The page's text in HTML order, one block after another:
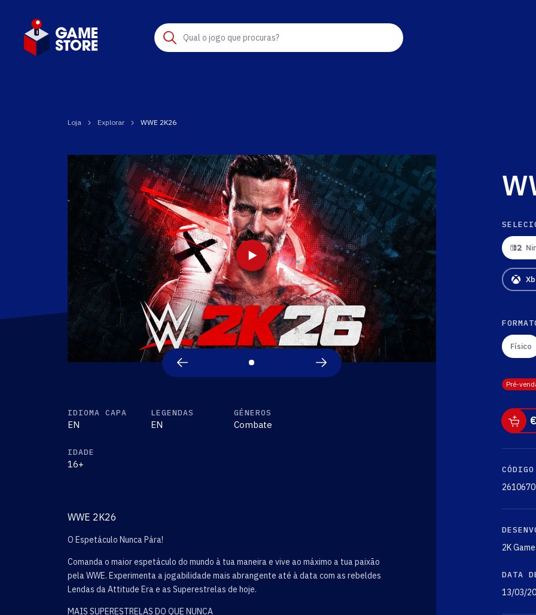
Qual o jogo que procuras?
Loja Explorar WWE 2K26
IDIOMA CAPA
EN
LEGENDAS
EN
GÉNEROS
Combate
IDADE
16+
WWE 2K26
O Espetáculo Nunca Pára!
Comanda o maior espetáculo do mundo à tua maneira e vive ao máximo a tua paixão
pela WWE. Experimenta a jogabilidade mais abrangente até à data com as rebeldes
Lendas da Attitude Era e as Superestrelas de hoje.
MAIS SUPERESTRELAS DO QUE NUNCA
Físico
Pré-
€
2610670
2K
DATA
13/03/